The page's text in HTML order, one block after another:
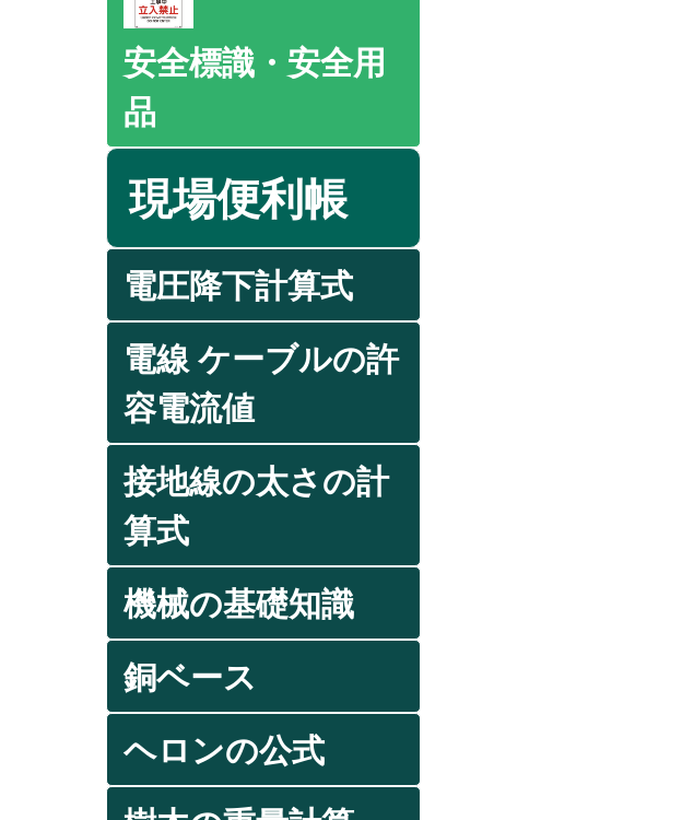
安全標識・安全用
品
現場便利帳
電圧降下計算式
電線 ケーブルの許
容電流値
接地線の太さの計
算式
機械の基礎知識
銅ベース
ヘロンの公式